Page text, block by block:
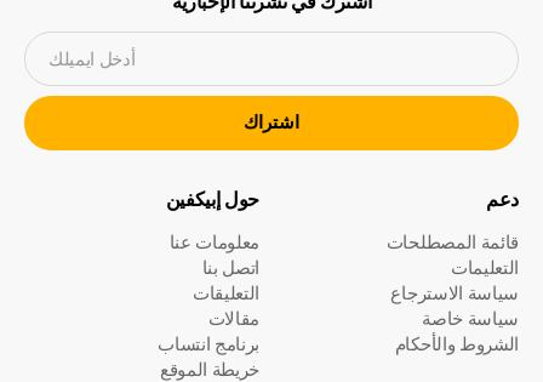
أدخل ايميلك
اشتراك
حول إبيكفين
معلومات عنا
اتصل بنا
التعليقات
مقالات
برنامج انتساب
خريطة الموقع
دعم
قائمة المصطلحات
التعليمات
سياسة الاسترجاع
سياسة خاصة
الشروط والأحكام